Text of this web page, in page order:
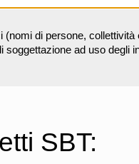
(nomi di persone,
soggettazione ad uso degli
SBT: